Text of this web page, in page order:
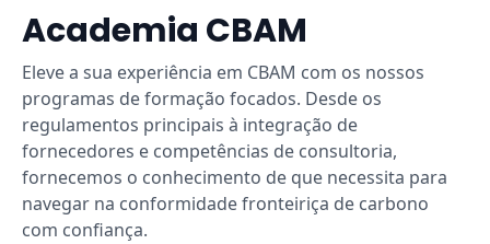
Academia CBAM
Eleve a sua experiência em CBAM com os nossos
programas de formação focados. Desde os
regulamentos principais à integração de
fornecedores e competências de consultoria,
fornecemos o conhecimento de que necessita para
navegar na conformidade fronteiriça de carbono
com confiança.